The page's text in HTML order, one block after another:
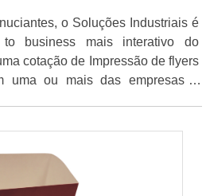
o Soluções Industriais é
business mais interativo do
cotação de Impressão de flyers
uma ou mais das empresas a